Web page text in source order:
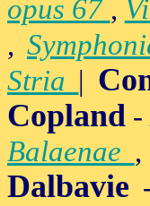
opus 67 ,
,
Stria |
Copland -
Balaenae
Dalbavie